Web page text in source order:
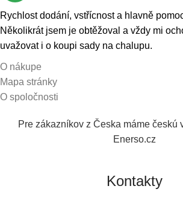
Rychlost dodání, vstřícnost a hlavně
Několikrát jsem je obtěžoval a vždy mi
uvažovat i o koupi sady na chalupu.
O nákupe
Mapa stránky
O spoločnosti
Pre zákazníkov z Česka máme českú
Enerso.cz
Kontakty